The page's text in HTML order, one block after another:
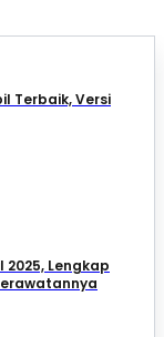
Terbaik, Versi
2025, Lengkap